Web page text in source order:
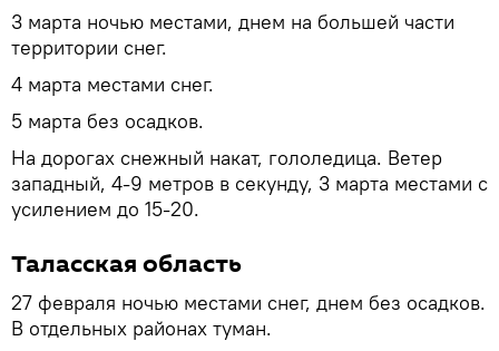
3 марта ночью местами, днем на большей части
территории снег.
4 марта местами снег.
5 марта без осадков.
На дорогах снежный накат, гололедица. Ветер
западный, 4-9 метров в секунду, 3 марта местами с
усилением до 15-20.
Таласская область
27 февраля ночью местами снег, днем без осадков.
В отдельных районах туман.